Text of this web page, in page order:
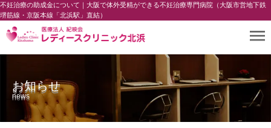
不妊治療の助成金について｜大阪で体外受精ができる不妊治療専門病院（大阪市営地下鉄
堺筋線・京阪本線「北浜駅」直結）
お知らせ
news